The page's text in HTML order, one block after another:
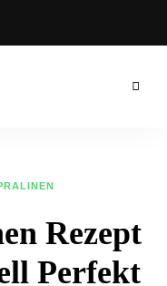
Rezept
Perfekt